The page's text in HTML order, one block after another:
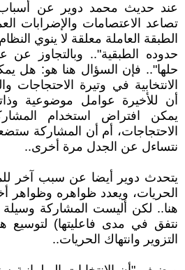
عند حديث محمد دوير عن أسباب
تصاعد الاعتصامات والإضرابات
الطبقة العاملة معلقة لا ينوي
حدوده الطبقية".. وبالتجاوز عن
حلها".. فإن السؤال هنا هو: هل
الانتخابية في وتيرة الاحتجاجات
أن للأخيرة عوامل موضوعية
يمكن افتراض استخدام
الاحتجاجات، أم أن المشاركة
نتساءل عن الجدل مرة أخرى..
يتحدث دوير أيضا عن سبب آخر
الحريات، ويعدد ظواهره وظواهر
هنا.. لكن أليست المشاركة
نتفق في مدى فاعليتها)
التزوير وانتهاك الحريات..